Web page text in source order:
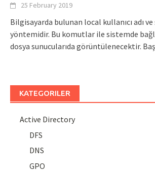
25 February 2019
Bilgisayarda bulunan local kullanıcı adı
yöntemidir. Bu komutlar ile sistemde
dosya sunucularıda görüntülenecektir.
KATEGORILER
Active Directory
DFS
DNS
GPO